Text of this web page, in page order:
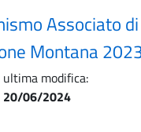
Associato di
Montana
ultima modifica:
20/06/2024